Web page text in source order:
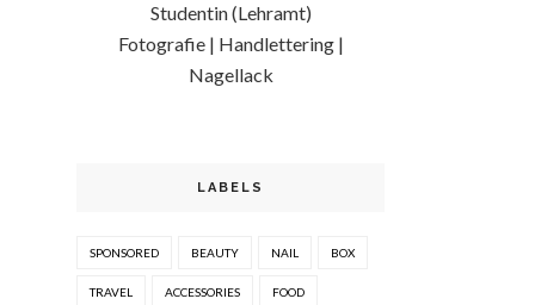
Studentin (Lehramt)
Fotografie | Handlettering |
Nagellack
LABELS
SPONSORED BEAUTY NAIL BOX
TRAVEL ACCESSORIES FOOD